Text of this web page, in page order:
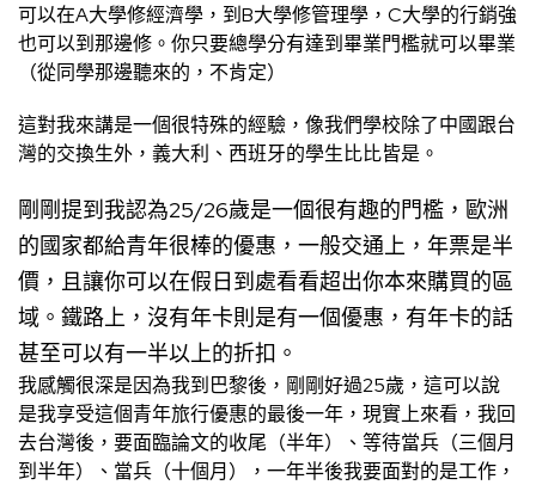
可以在A大學修經濟學，到B大學修管理學，C大學的行銷強
也可以到那邊修。你只要總學分有達到畢業門檻就可以畢業
（從同學那邊聽來的，不肯定）
這對我來講是一個很特殊的經驗，像我們學校除了中國跟台
灣的交換生外，義大利、西班牙的學生比比皆是。
剛剛提到我認為25/26歲是一個很有趣的門檻，歐洲
的國家都給青年很棒的優惠，一般交通上，年票是半
價，且讓你可以在假日到處看看超出你本來購買的區
域。鐵路上，沒有年卡則是有一個優惠，有年卡的話
甚至可以有一半以上的折扣。
我感觸很深是因為我到巴黎後，剛剛好過25歲，這可以說
是我享受這個青年旅行優惠的最後一年，現實上來看，我回
去台灣後，要面臨論文的收尾（半年）、等待當兵（三個月
到半年）、當兵（十個月），一年半後我要面對的是工作，